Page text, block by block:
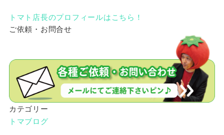
トマト店長のプロフィールはこちら！
ご依頼・お問合せ
カテゴリー
トマブログ